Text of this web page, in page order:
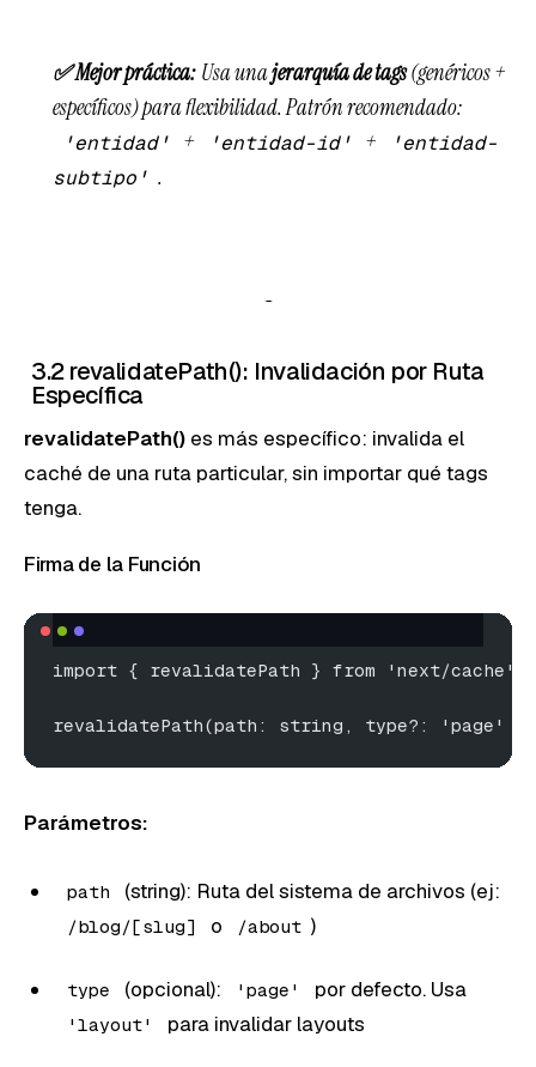
✅ Mejor práctica: Usa unajerarquía de tags(genéricos +
específicos) para flexibilidad. Patrón recomendado:
'entidad' + 'entidad-id' +
'entidad-
subtipo' .
3.2 revalidatePath(): Invalidación por Ruta
Específica
revalidatePath() es más específico: invalida el
caché de una ruta particular, sin importar qué tags
tenga.
Firma de la Función
import { revalidatePath } from 'next/cache';
revalidatePath(path: string, type?: 'page'
Parámetros:
path (string): Ruta del sistema de archivos (ej:
/blog/[slug] o /about )
type (opcional): 'page' por defecto. Usa
'layout' para invalidar layouts